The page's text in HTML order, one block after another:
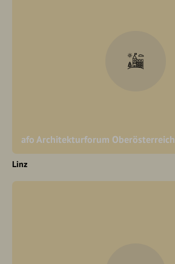
afo Architekturforum Oberösterreich
Linz